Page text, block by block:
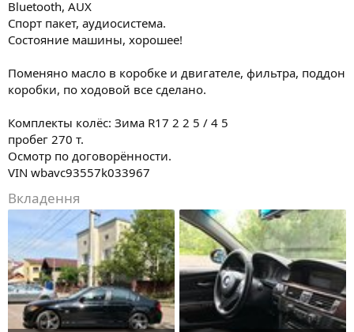
Bluetooth, AUX
Спорт пакет, аудиосистема.
Состояние машины, хорошее!
Поменяно масло в коробке и двигателе, фильтра, поддон
коробки, по ходовой все сделано.
Комплекты колёс: Зима R17 2 2 5 / 4 5
пробег 270 т.
Осмотр по договорённости.
VIN wbavc93557k033967
Вкладення